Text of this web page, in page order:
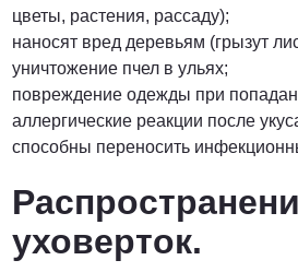
цветы, растения, рассаду);
наносят вред деревьям (грызут
уничтожение пчел в ульях;
повреждение одежды при
аллергические реакции после
способны переносить
уховерток.